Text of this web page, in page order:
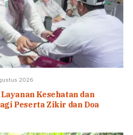
2026
Kesehatan dan
Peserta Zikir dan Doa